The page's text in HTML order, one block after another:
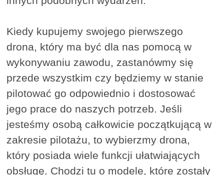
Kiedy kupujemy swojego pierwszego
drona, który ma być dla nas pomocą w
wykonywaniu zawodu, zastanówmy się
przede wszystkim czy będziemy w stanie
pilotować go odpowiednio i dostosować
jego prace do naszych potrzeb. Jeśli
jesteśmy osobą całkowicie początkującą w
zakresie pilotażu, to wybierzmy drona,
który posiada wiele funkcji ułatwiających
obsługę. Chodzi tu o modele, które zostały